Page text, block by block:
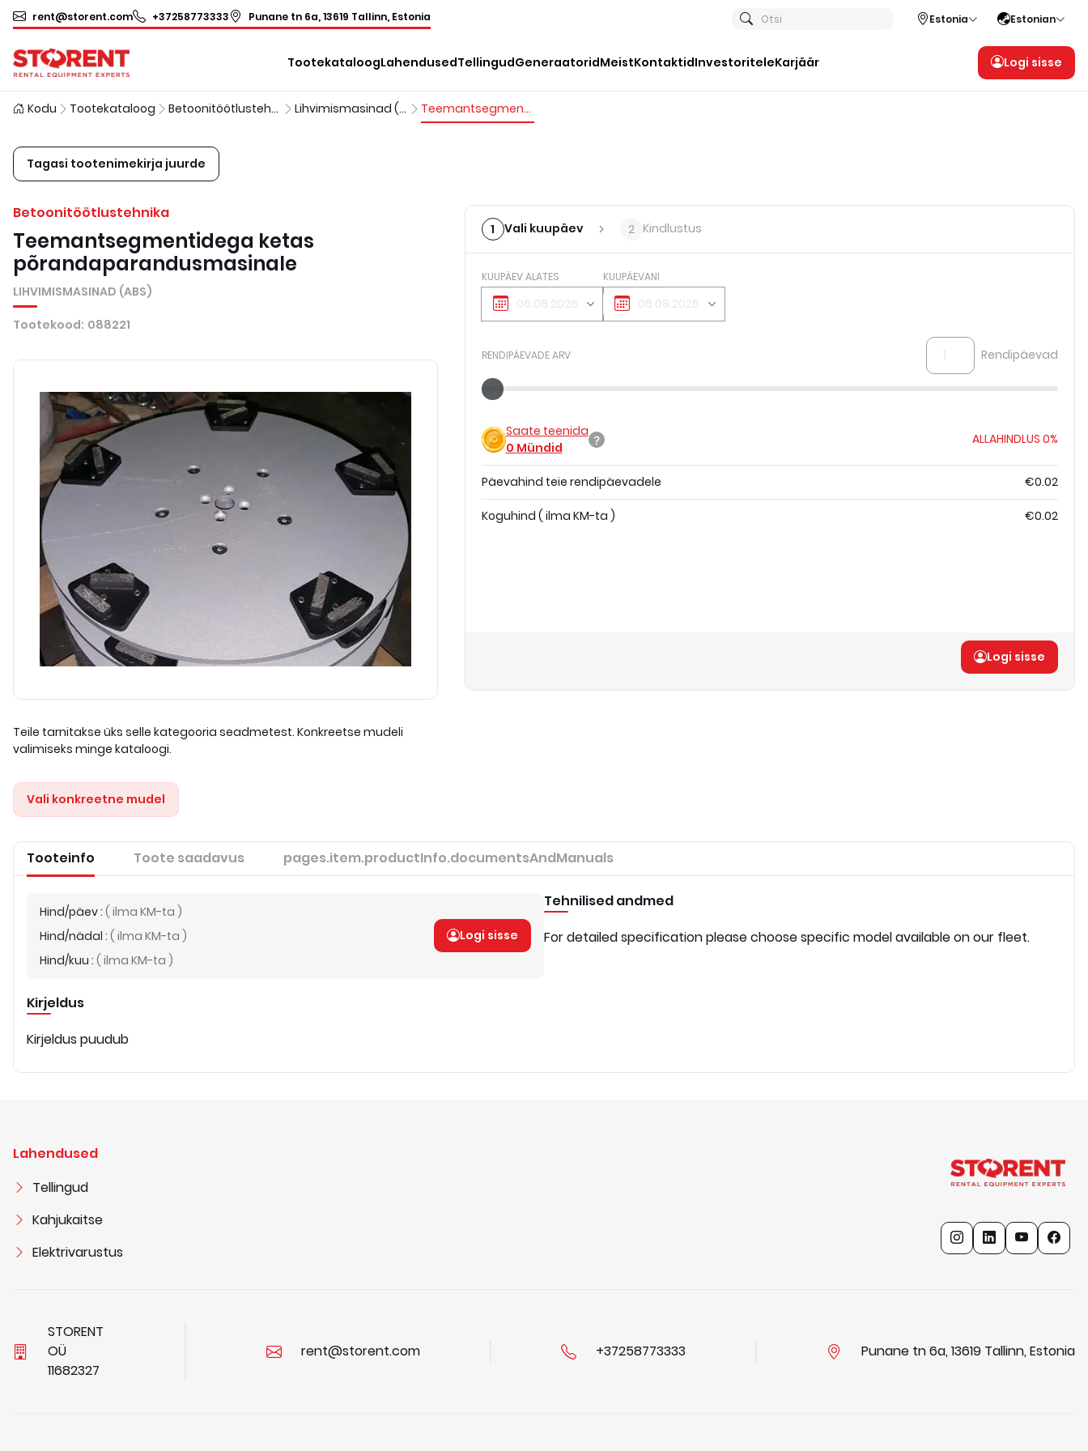
rent@storent.com +37258773333 Punane tn 6a, 13619 Tallinn, Estonia Otsi Estonia Estonian
TootekataloogLahendusedTellingudGeneraatoridMeistKontaktidInvestoriteleKarjäär Logi sisse
Kodu Tootekataloog Betoonitöötlustehnika Lihvimismasinad (ABS) Teemantsegmentidega ketas põrandaparandusmasinale
Tagasi tootenimekirja juurde
Betoonitöötlustehnika
Teemantsegmentidega ketas
põrandaparandusmasinale
LIHVIMISMASINAD (ABS)
Tootekood: 088221
Teile tarnitakse üks selle kategooria seadmetest. Konkreetse mudeli
valimiseks minge kataloogi.
Vali konkreetne mudel
1 Vali kuupäev 2 Kindlustus
KUUPÄEV ALATES KUUPÄEVANI
RENDIPÄEVADE ARV Rendipäevad
Saate teenida
0 Mündid
ALLAHINDLUS 0%
Päevahind teie rendipäevadele €0.02
Koguhind ( ilma KM-ta ) €0.02
Logi sisse
Tooteinfo Toote saadavus pages.item.productInfo.documentsAndManuals
Hind/päev: ( ilma KM-ta )
Hind/nädal : ( ilma KM-ta )
Hind/kuu : ( ilma KM-ta )
Logi sisse
Kirjeldus
Kirjeldus puudub
Tehnilised andmed
For detailed specification please choose specific model available on our fleet.
Lahendused
Tellingud
Kahjukaitse
Elektrivarustus
STORENT
OÜ
11682327
rent@storent.com +37258773333 Punane tn 6a, 13619 Tallinn, Estonia